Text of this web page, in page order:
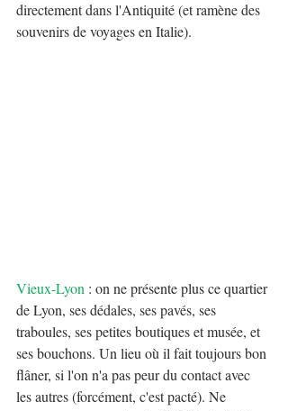
directement dans l'Antiquité (et ramène des
souvenirs de voyages en Italie).
Vieux-Lyon : on ne présente plus ce quartier
de Lyon, ses dédales, ses pavés, ses
traboules, ses petites boutiques et musée, et
ses bouchons. Un lieu où il fait toujours bon
flâner, si l'on n'a pas peur du contact avec
les autres (forcément, c'est pacté). Ne